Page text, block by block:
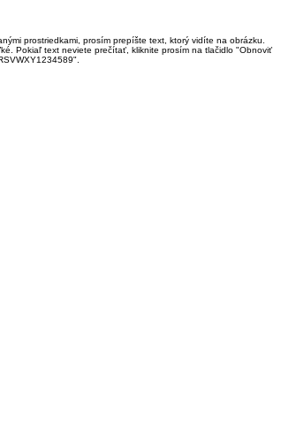
prostriedkami, prosím prepíšte text, ktorý vidíte na obrázku.
Pokiaľ text neviete prečítať, kliknite prosím na tlačidlo "Obnoviť